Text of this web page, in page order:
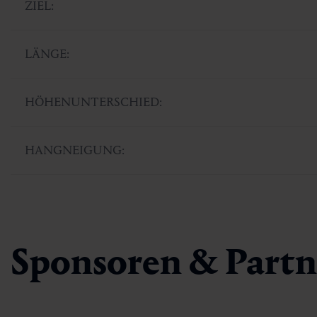
ZIEL:
LÄNGE:
HÖHENUNTERSCHIED:
HANGNEIGUNG:
Sponsoren &